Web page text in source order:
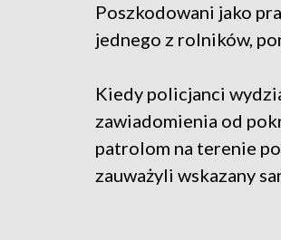
Poszkodowani jako
jednego z rolników,
Kiedy policjanci
zawiadomienia od
patrolom na terenie
zauważyli wskazany